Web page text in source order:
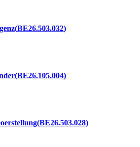
BE26.503.032
BE26.105.004
BE26.503.028